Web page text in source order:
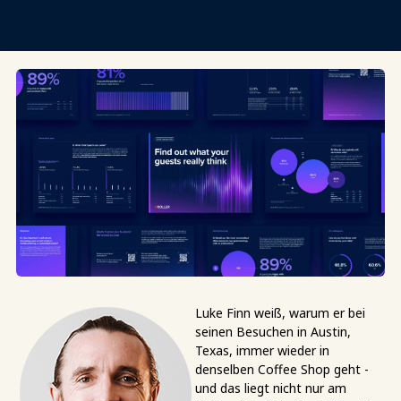
Luke Finn weiß, warum er bei
seinen Besuchen in Austin,
Texas, immer wieder in
denselben Coffee Shop geht -
und das liegt nicht nur am